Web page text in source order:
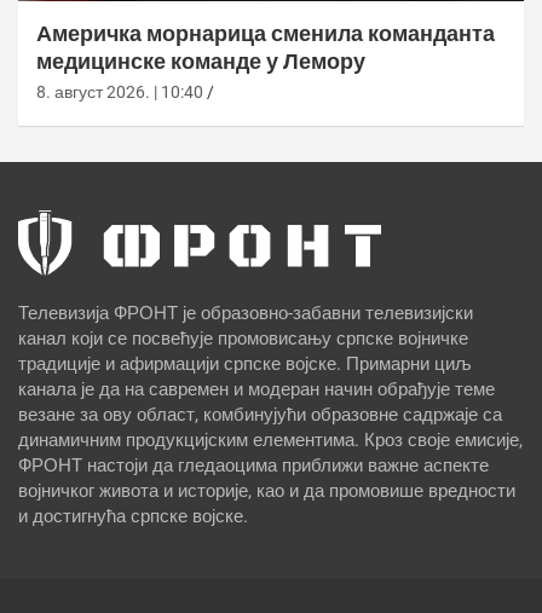
Америчка морнарица сменила команданта
медицинске команде у Лемору
8. август 2026. | 10:40
Телевизија ФРОНТ је образовно-забавни телевизијски
канал који се посвећује промовисању српске војничке
традиције и афирмацији српске војске. Примарни циљ
канала је да на савремен и модеран начин обрађује теме
везане за ову област, комбинујући образовне садржаје са
динамичним продукцијским елементима. Кроз своје емисије,
ФРОНТ настоји да гледаоцима приближи важне аспекте
војничког живота и историје, као и да промовише вредности
и достигнућа српске војске.